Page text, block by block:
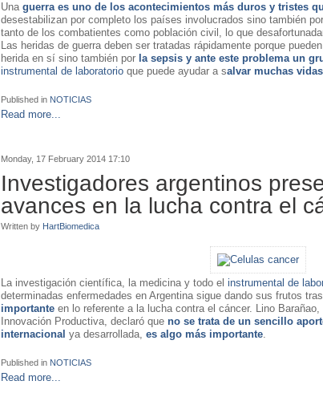
Una guerra es uno de los acontecimientos más duros y tristes
desestabilizan por completo los países involucrados sino también
tanto de los combatientes como población civil, lo que
Las heridas de guerra deben ser tratadas rápidamente porque
herida en sí sino también por la sepsis y ante este problema un
instrumental de laboratorio que puede ayudar a salvar muchas
Published in NOTICIAS
Read more...
Monday, 17 February 2014 17:10
Investigadores argentinos
avances en la lucha contra el
Written by HartBiomedica
La investigación científica, la medicina y todo el instrumental de
determinadas enfermedades en Argentina sigue dando sus frutos
importante en lo referente a la lucha contra el cáncer. Lino
Innovación Productiva, declaró que no se trata de un sencillo
internacional ya desarrollada, es algo más importante.
Published in NOTICIAS
Read more...